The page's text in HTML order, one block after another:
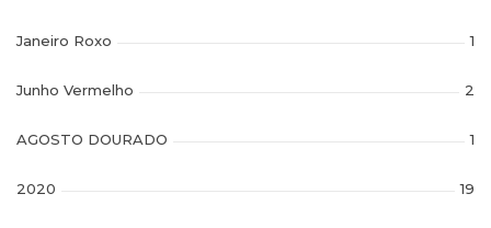
Janeiro Roxo 1
Junho Vermelho 2
AGOSTO DOURADO 1
2020 19